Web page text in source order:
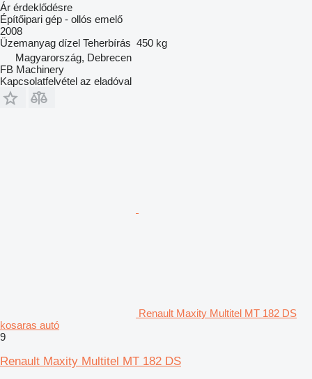
Ár érdeklődésre
Építőipari gép - ollós emelő
2008
Üzemanyag dízel Teherbírás 450 kg
Magyarország, Debrecen
FB Machinery
Kapcsolatfelvétel az eladóval
Renault Maxity Multitel MT 182 DS
kosaras autó
9
Renault Maxity Multitel MT 182 DS